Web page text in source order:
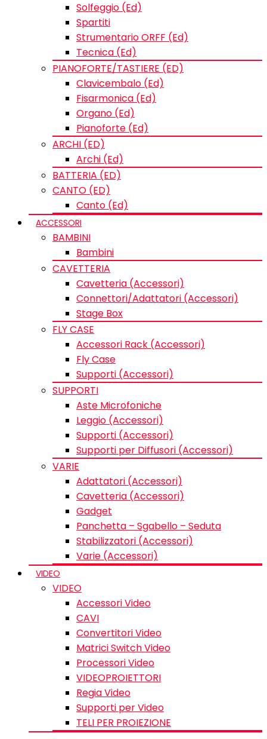
Solfeggio (Ed)
Spartiti
Strumentario ORFF (Ed)
Tecnica (Ed)
PIANOFORTE/TASTIERE (ED)
Clavicembalo (Ed)
Fisarmonica (Ed)
Organo (Ed)
Pianoforte (Ed)
ARCHI (ED)
Archi (Ed)
BATTERIA (ED)
CANTO (ED)
Canto (Ed)
ACCESSORI
BAMBINI
Bambini
CAVETTERIA
Cavetteria (Accessori)
Connettori/Adattatori (Accessori)
Stage Box
FLY CASE
Accessori Rack (Accessori)
Fly Case
Supporti (Accessori)
SUPPORTI
Aste Microfoniche
Leggio (Accessori)
Supporti (Accessori)
Supporti per Diffusori (Accessori)
VARIE
Adattatori (Accessori)
Cavetteria (Accessori)
Gadget
Panchetta – Sgabello – Seduta
Stabilizzatori (Accessori)
Varie (Accessori)
VIDEO
VIDEO
Accessori Video
CAVI
Convertitori Video
Matrici Switch Video
Processori Video
VIDEOPROIETTORI
Regia Video
Supporti per Video
TELI PER PROIEZIONE